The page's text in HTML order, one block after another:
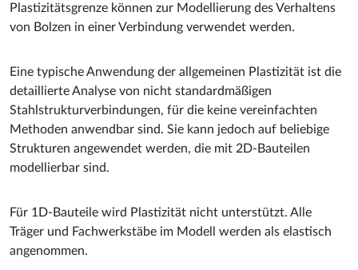
Plastizitätsgrenze können zur Modellierung des Verhaltens
von Bolzen in einer Verbindung verwendet werden.
Eine typische Anwendung der allgemeinen Plastizität ist die
detaillierte Analyse von nicht standardmäßigen
Stahlstrukturverbindungen, für die keine vereinfachten
Methoden anwendbar sind. Sie kann jedoch auf beliebige
Strukturen angewendet werden, die mit 2D-Bauteilen
modellierbar sind.
Für 1D-Bauteile wird Plastizität nicht unterstützt. Alle
Träger und Fachwerkstäbe im Modell werden als elastisch
angenommen.